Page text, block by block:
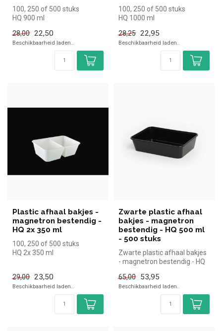
100, 250 of 500 stuks
HQ 900 ml
28,00 22,50
Beschikbaarheid laden..
100, 250 of 500 stuks
HQ 1000 ml
28,25 22,95
Beschikbaarheid laden..
Plastic afhaal bakjes -
magnetron bestendig -
HQ 2x 350 ml
100, 250 of 500 stuks
HQ 2x 350 ml
29,00 23,50
Beschikbaarheid laden..
Zwarte plastic afhaal
bakjes - magnetron
bestendig - HQ 500 ml
- 500 stuks
Zwarte plastic afhaal bakjes
- magnetron bestendig - HQ
500 Stuks
65,00 53,95
Beschikbaarheid laden..